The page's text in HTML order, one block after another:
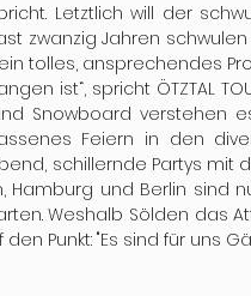
Letztlich will der
zwanzig Jahren
ein tolles, ansprechendes
ist“, spricht ÖTZTAL
Snowboard verstehen
Feiern in den
schillernde Partys mit
Hamburg und Berlin sind
Weshalb Sölden das
den Punkt: "Es sind für uns